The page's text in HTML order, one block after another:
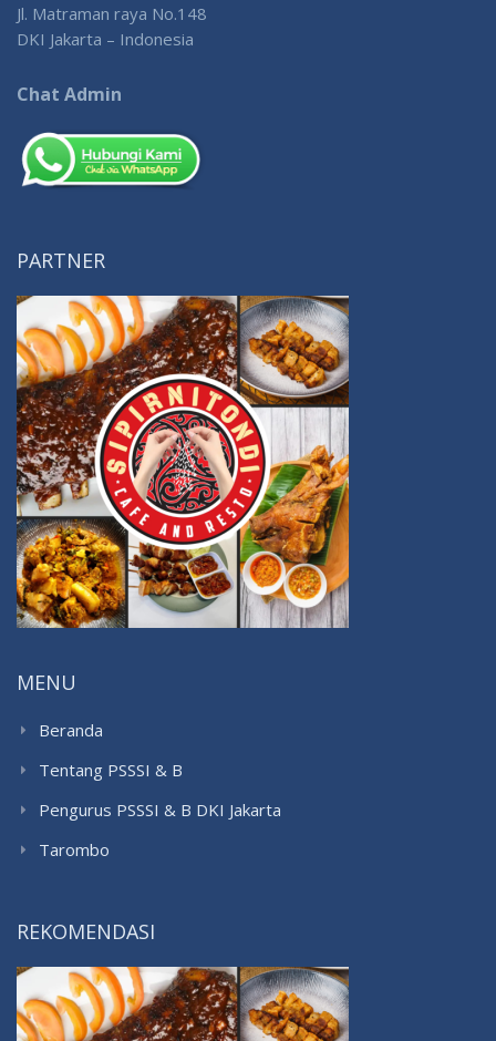
Jl. Matraman raya No.148
DKI Jakarta – Indonesia
Chat Admin
PARTNER
MENU
Beranda
Tentang PSSSI & B
Pengurus PSSSI & B DKI Jakarta
Tarombo
REKOMENDASI